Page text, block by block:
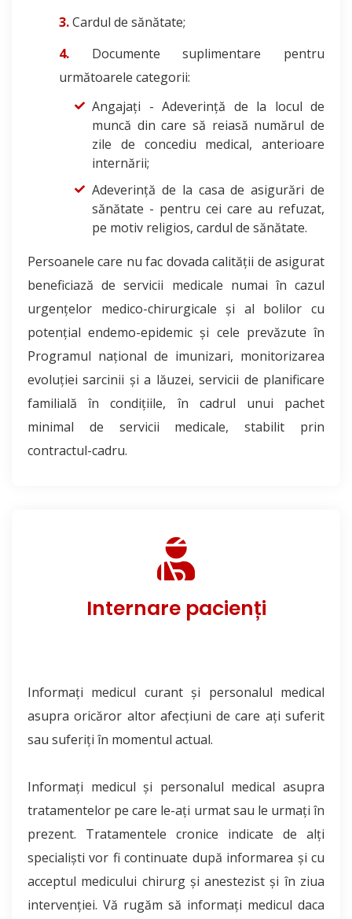
Cardul de sănătate;
Documente suplimentare pentru
următoarele categorii:
Angajați - Adeverință de la locul de
muncă din care să reiasă numărul de
zile de concediu medical, anterioare
internării;
Adeverință de la casa de asigurări de
sănătate - pentru cei care au refuzat,
pe motiv religios, cardul de sănătate.
Persoanele care nu fac dovada calității de asigurat
beneficiază de servicii medicale numai în cazul
urgențelor medico-chirurgicale și al bolilor cu
potențial endemo-epidemic și cele prevăzute în
Programul național de imunizari, monitorizarea
evoluției sarcinii și a lăuzei, servicii de planificare
familială în condițiile, în cadrul unui pachet
minimal de servicii medicale, stabilit prin
contractul-cadru.
Internare pacienți
Informaţi medicul curant şi personalul medical
asupra oricăror altor afecţiuni de care aţi suferit
sau suferiţi în momentul actual.
Informaţi medicul şi personalul medical asupra
tratamentelor pe care le-aţi urmat sau le urmaţi în
prezent. Tratamentele cronice indicate de alţi
specialişti vor fi continuate după informarea şi cu
acceptul medicului chirurg şi anestezist şi în ziua
intervenţiei. Vă rugăm să informaţi medicul daca